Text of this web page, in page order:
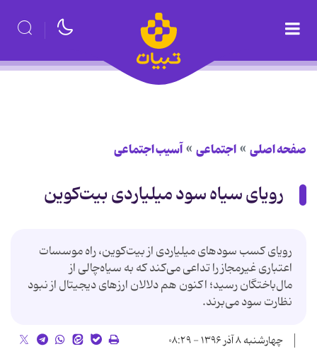
صفحه اصلی اجتماعی آسیب اجتماعی
رویای سیاه سود میلیاردی بیت‌کوین
رویای کسب سودهای میلیاردی از بیت‌کوین، راه موسسات
اعتباری غیرمجاز را تداعی می‌کند که به سیاه‌چالی از
مال‌باختگان رسید؛ اکنون هم دلالان ارزهای دیجیتال از نبود
نظارت سود می‌برند.
چهارشنبه ۸ آذر ۱۳۹۶ - ۰۸:۲۹